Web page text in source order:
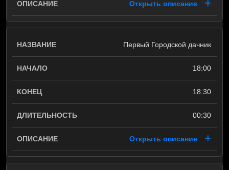
Открыть описание
Первый Городской дачник
18:00
18:30
00:30
Открыть описание